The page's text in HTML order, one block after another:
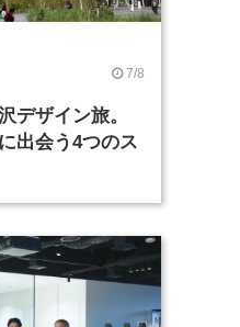
7/8
デザイン旅。
出会う4つのス